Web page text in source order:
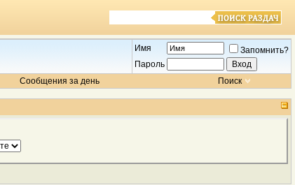
Имя
Запомнить?
Пароль
Сообщения за день Поиск